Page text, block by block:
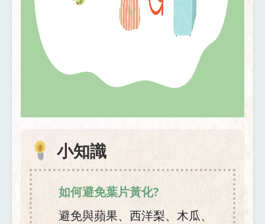
小知識
如何避免葉片黃化?
避免與蘋果、西洋梨、木瓜、